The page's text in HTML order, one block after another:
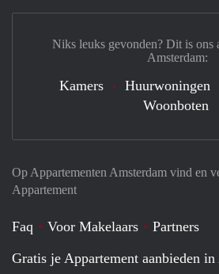
Op Appartementen Amsterdam vind en
Appartement
Faq Voor Makelaars
Partners
Gratis je Appartement aanbieden
Niks leuks gevonden? Dit is ons
Amsterdam:
Kamers Huurwoningen
Woonboten